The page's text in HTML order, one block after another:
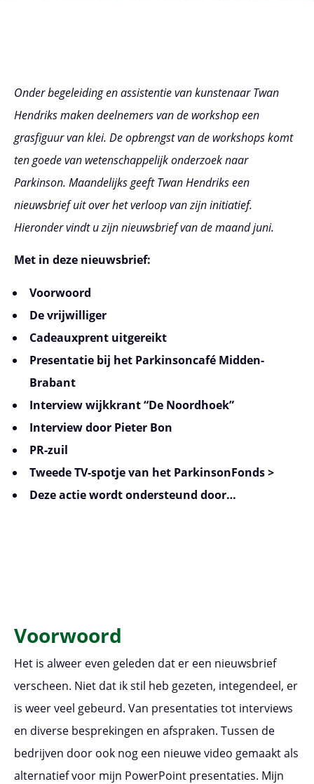
Onder begeleiding en assistentie van kunstenaar Twan
Hendriks maken deelnemers van de workshop een
grasfiguur van klei. De opbrengst van de workshops komt
ten goede van wetenschappelijk onderzoek naar
Parkinson. Maandelijks geeft Twan Hendriks een
nieuwsbrief uit over het verloop van zijn initiatief.
Hieronder vindt u zijn nieuwsbrief van de maand juni.
Met in deze nieuwsbrief:
Voorwoord
De vrijwilliger
Cadeauxprent uitgereikt
Presentatie bij het Parkinsoncafé Midden-
Brabant
Interview wijkkrant “De Noordhoek”
Interview door Pieter Bon
PR-zuil
Tweede TV-spotje van het ParkinsonFonds >
Deze actie wordt ondersteund door…
Voorwoord
Het is alweer even geleden dat er een nieuwsbrief
verscheen. Niet dat ik stil heb gezeten, integendeel, er
is weer veel gebeurd. Van presentaties tot interviews
en diverse besprekingen en afspraken. Tussen de
bedrijven door ook nog een nieuwe video gemaakt als
alternatief voor mijn PowerPoint presentaties. Mijn